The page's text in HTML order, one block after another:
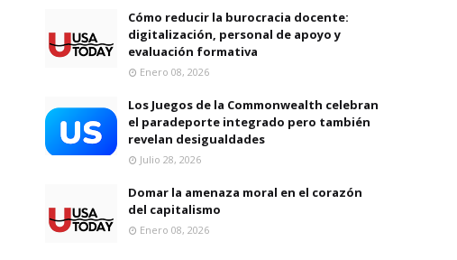
Cómo reducir la burocracia docente:
digitalización, personal de apoyo y
evaluación formativa
Enero 08, 2026
Los Juegos de la Commonwealth celebran
el paradeporte integrado pero también
revelan desigualdades
Julio 28, 2026
Domar la amenaza moral en el corazón
del capitalismo
Enero 08, 2026